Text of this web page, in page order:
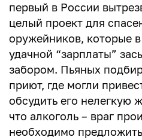
первый в России
целый проект для
оружейников, которые
удачной “зарплаты”
забором. Пьяных
приют, где могли
обсудить его нелегкую
что алкоголь – враг
необходимо предложить